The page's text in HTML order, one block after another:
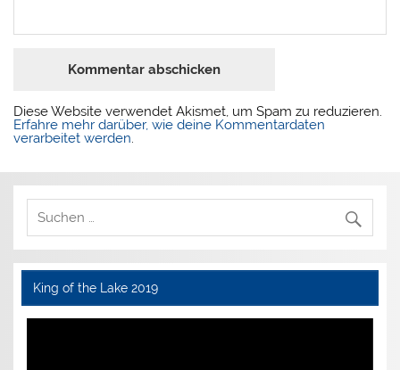
Diese Website verwendet Akismet, um Spam zu reduzieren.
Erfahre mehr darüber, wie deine Kommentardaten
verarbeitet werden
King of the Lake 2019
Video-